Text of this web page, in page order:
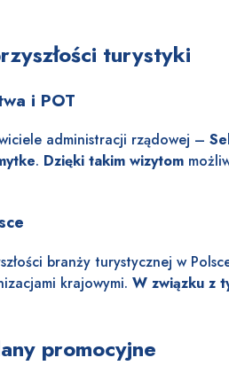
turystyki
i POT
administracji rządowej –
. Dzięki takim wizytom
branży turystycznej w
krajowymi.W związku z
promocyjne